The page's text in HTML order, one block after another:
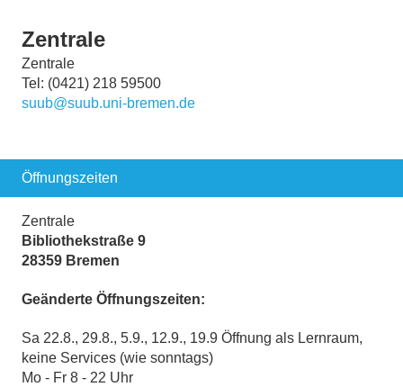
Zentrale
Zentrale
Tel: (0421) 218 59500
suub@suub.uni-bremen.de
Öffnungszeiten
Zentrale
Bibliothekstraße 9
28359 Bremen
Geänderte Öffnungszeiten:
Sa 22.8., 29.8., 5.9., 12.9., 19.9 Öffnung als Lernraum,
keine Services (wie sonntags)
Mo - Fr 8 - 22 Uhr